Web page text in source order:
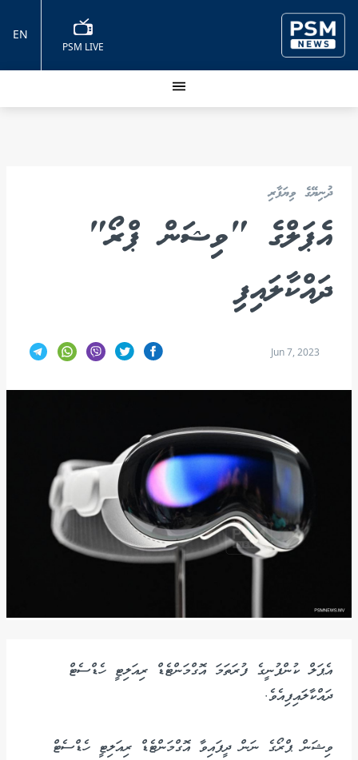
PSM LIVE
EN
ދުނިޔޭގެ ވިޔަފާރި
އެޕަލްގެ "ވިޝަން ޕްރޯ"
ދައްކާލައިފި
Jun 7, 2023
އެޕަލް ކުންފުނީގެ ފުރަތަމަ އޮގްމަންޓެޑް ރިއަލިޓީ ހެޑްސެޓް
ދައްކާލައިފިއެވެ.
ވިޝަން ޕްރޯގެ ނަން ދީފައިވާ އޮގްމަންޓެޑް ރިއަލިޓީ ހެޑްސެޓް